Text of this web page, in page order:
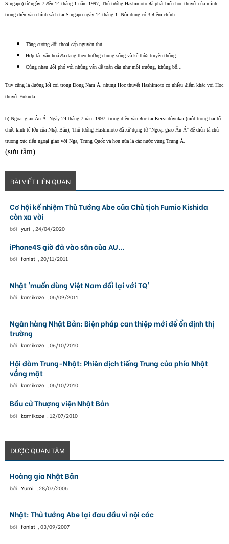
Singapo) từ ngày 7 đến 14 tháng 1 năm 1997, Thủ tướng Hashimoto đã phát biểu học thuyết của mình
trong diễn văn chính sách tại Singapo ngày 14 tháng 1. Nội dung có 3 điểm chính:
Tăng cường đối thoại cấp nguyên thủ.
Hợp tác văn hoá đa dạng theo hướng chung sống và kế thừa truyền thống.
Cùng nhau đối phó với những vấn đề toàn cầu như môi trường, khủng bố...
Tuy cũng là đường lối coi trọng Đông Nam Á, nhưng Học thuyết Hashimoto có nhiều điểm khác với Học
thuyết Fukuda.
b) Ngoại giao Âu-Á: Ngày 24 tháng 7 năm 1997, trong diễn văn đọc tại Keizaidòyukai (một trong hai tổ
chức kinh tế lớn của Nhật Bản), Thủ tướng Hashimoto đã xử dụng từ "Ngoại giao Âu-Á" để diễn tả chủ
trương xúc tiến ngoại giao với Nga, Trung Quốc và hơn nữa là các nước vùng Trung Á.
(sưu tầm)
BÀI VIẾT LIÊN QUAN
Cơ hội kế nhiệm Thủ Tướng Abe của Chủ tịch Fumio Kishida
còn xa vời
bởi yuri , 24/04/2020
iPhone4S giờ đã vào sân của AU...
bởi fonist , 20/11/2011
Nhật 'muốn dùng Việt Nam đối lại với TQ'
bởi kamikaze , 05/09/2011
Ngân hàng Nhật Bản: Biện pháp can thiệp mới để ổn định thị
trường
bởi kamikaze , 06/10/2010
Hội đàm Trung-Nhật: Phiên dịch tiếng Trung của phía Nhật
vắng mặt
bởi kamikaze , 05/10/2010
Bầu cử Thượng viện Nhật Bản
bởi kamikaze , 12/07/2010
ĐƯỢC QUAN TÂM
Hoàng gia Nhật Bản
bởi Yumi , 28/07/2005
Nhật: Thủ tướng Abe lại đau đầu vì nội các
bởi fonist , 03/09/2007